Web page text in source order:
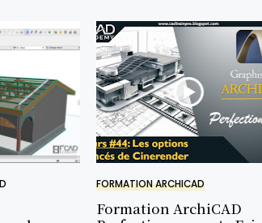
FORMATION ARCHICAD
Formation ArchiCAD